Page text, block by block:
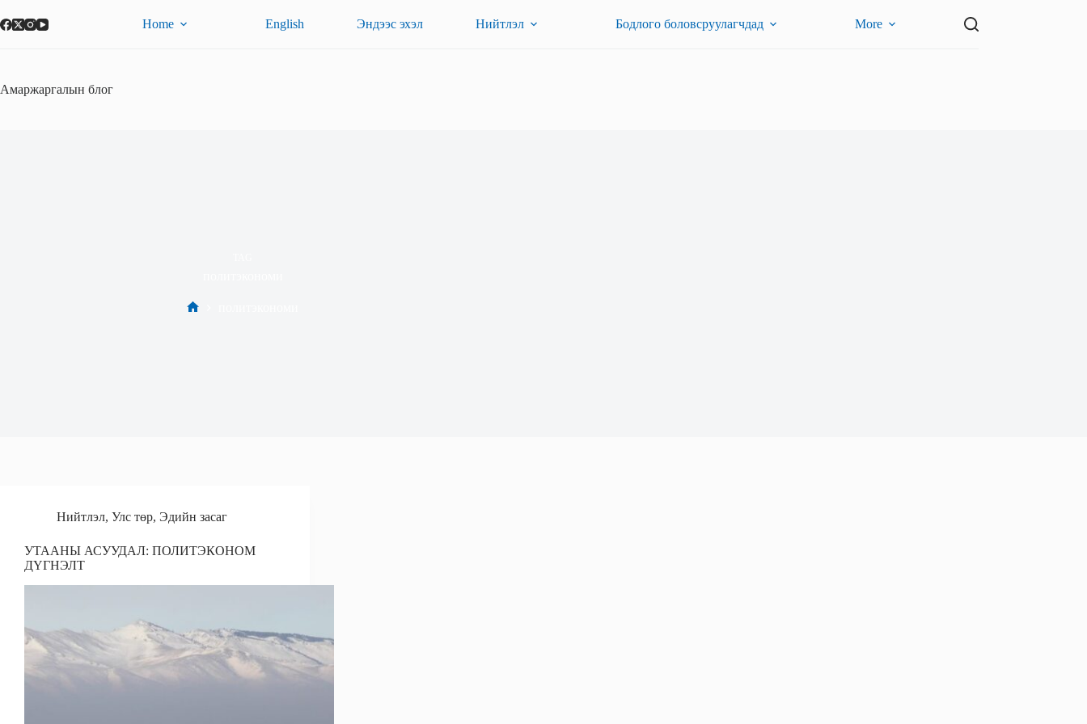
to
content
Home English Эндээс эхэл Нийтлэл Бодлого боловсруулагчдад More
Амаржаргалын блог
Нийтлэл, Улс төр, Эдийн засаг
УТААНЫ АСУУДАЛ: ПОЛИТЭКОНОМ
ДҮГНЭЛТ